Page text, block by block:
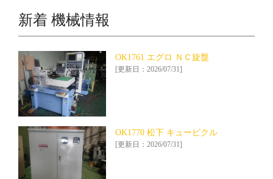
新着 機械情報
OK1761 エグロ ＮＣ旋盤
[更新日：2026/07/31]
OK1770 松下 キュービクル
[更新日：2026/07/31]